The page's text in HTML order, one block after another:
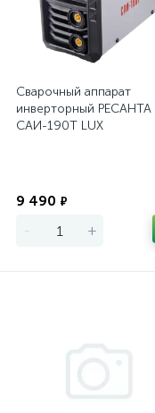
Сварочный аппарат
инверторный РЕСАНТА
САИ-190T LUX
9 490 ₽
- +